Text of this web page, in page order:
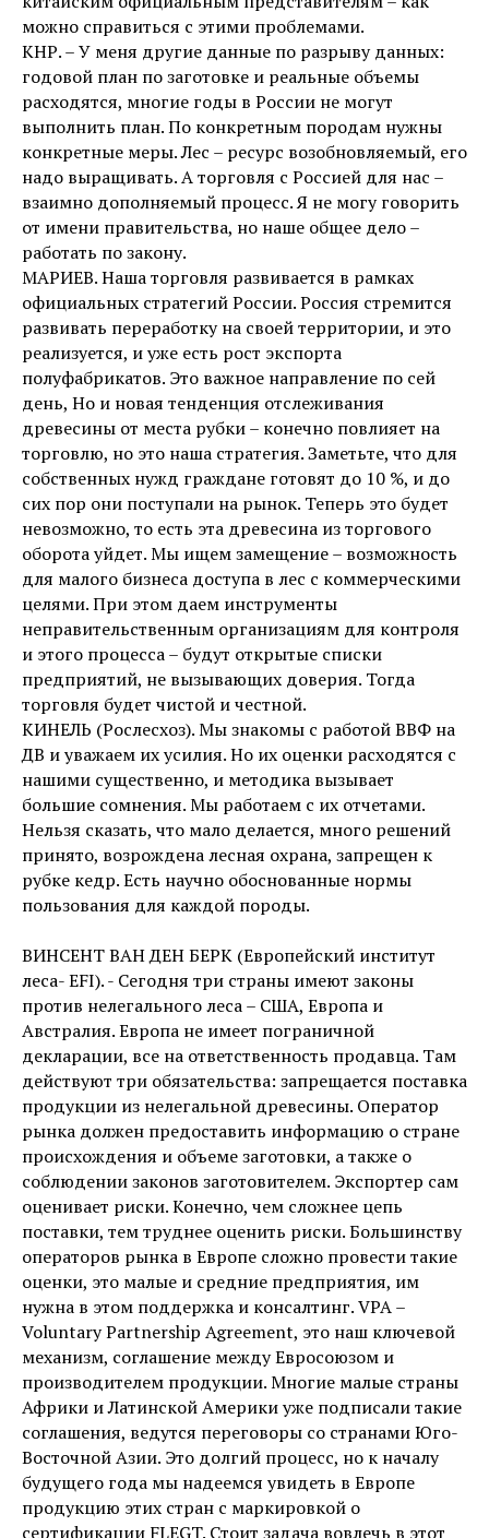
можно справиться с этими проблемами.
КНР. – У меня другие данные по разрыву данных:
годовой план по заготовке и реальные объемы
расходятся, многие годы в России не могут
выполнить план. По конкретным породам нужны
конкретные меры. Лес – ресурс возобновляемый, его
надо выращивать. А торговля с Россией для нас –
взаимно дополняемый процесс. Я не могу говорить
от имени правительства, но наше общее дело –
работать по закону.
МАРИЕВ. Наша торговля развивается в рамках
официальных стратегий России. Россия стремится
развивать переработку на своей территории, и это
реализуется, и уже есть рост экспорта
полуфабрикатов. Это важное направление по сей
день, Но и новая тенденция отслеживания
древесины от места рубки – конечно повлияет на
торговлю, но это наша стратегия. Заметьте, что для
собственных нужд граждане готовят до 10 %, и до
сих пор они поступали на рынок. Теперь это будет
невозможно, то есть эта древесина из торгового
оборота уйдет. Мы ищем замещение – возможность
для малого бизнеса доступа в лес с коммерческими
целями. При этом даем инструменты
неправительственным организациям для контроля
и этого процесса – будут открытые списки
предприятий, не вызывающих доверия. Тогда
торговля будет чистой и честной.
КИНЕЛЬ (Рослесхоз). Мы знакомы с работой ВВФ на
ДВ и уважаем их усилия. Но их оценки расходятся с
нашими существенно, и методика вызывает
большие сомнения. Мы работаем с их отчетами.
Нельзя сказать, что мало делается, много решений
принято, возрождена лесная охрана, запрещен к
рубке кедр. Есть научно обоснованные нормы
пользования для каждой породы.
ВИНСЕНТ ВАН ДЕН БЕРК (Европейский институт
леса- EFI). - Сегодня три страны имеют законы
против нелегального леса – США, Европа и
Австралия. Европа не имеет пограничной
декларации, все на ответственность продавца. Там
действуют три обязательства: запрещается поставка
продукции из нелегальной древесины. Оператор
рынка должен предоставить информацию о стране
происхождения и объеме заготовки, а также о
соблюдении законов заготовителем. Экспортер сам
оценивает риски. Конечно, чем сложнее цепь
поставки, тем труднее оценить риски. Большинству
операторов рынка в Европе сложно провести такие
оценки, это малые и средние предприятия, им
нужна в этом поддержка и консалтинг. VPA –
Voluntary Partnership Agreement, это наш ключевой
механизм, соглашение между Евросоюзом и
производителем продукции. Многие малые страны
Африки и Латинской Америки уже подписали такие
соглашения, ведутся переговоры со странами Юго-
Восточной Азии. Это долгий процесс, но к началу
будущего года мы надеемся увидеть в Европе
продукцию этих стран с маркировкой о
сертификации FLEGT. Стоит задача вовлечь в этот